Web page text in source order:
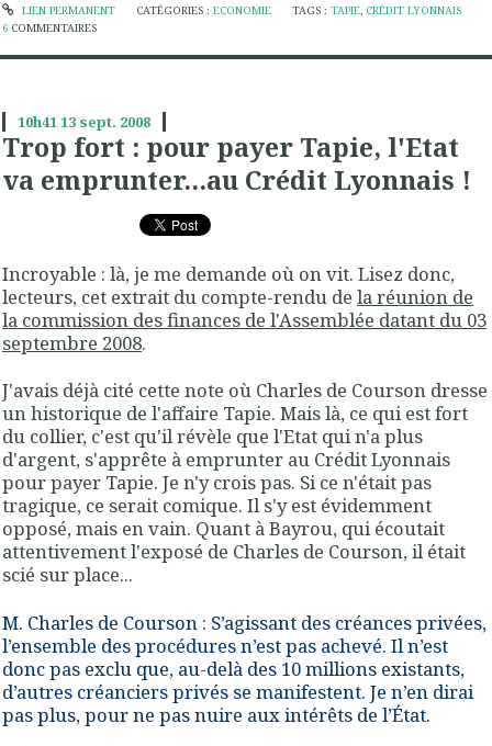
LIEN PERMANENT CATÉGORIES : ECONOMIE TAGS :TAPIE CRÉDIT LYONNAIS
6 COMMENTAIRES
10h41 13 sept. 2008
Trop fort : pour payer Tapie, l'Etat
va emprunter...au Crédit Lyonnais !
Incroyable : là, je me demande où on vit. Lisez donc,
lecteurs, cet extrait du compte-rendu de la réunion de
la commission des finances de l'Assemblée datant du 03
septembre 2008.
J'avais déjà cité cette note où Charles de Courson dresse
un historique de l'affaire Tapie. Mais là, ce qui est fort
du collier, c'est qu'il révèle que l'Etat qui n'a plus
d'argent, s'apprête à emprunter au Crédit Lyonnais
pour payer Tapie. Je n'y crois pas. Si ce n'était pas
tragique, ce serait comique. Il s'y est évidemment
opposé, mais en vain. Quant à Bayrou, qui écoutait
attentivement l'exposé de Charles de Courson, il était
scié sur place...
M. Charles de Courson : S’agissant des créances privées,
l’ensemble des procédures n’est pas achevé. Il n’est
donc pas exclu que, au-delà des 10 millions existants,
d’autres créanciers privés se manifestent. Je n’en dirai
pas plus, pour ne pas nuire aux intérêts de l’État.